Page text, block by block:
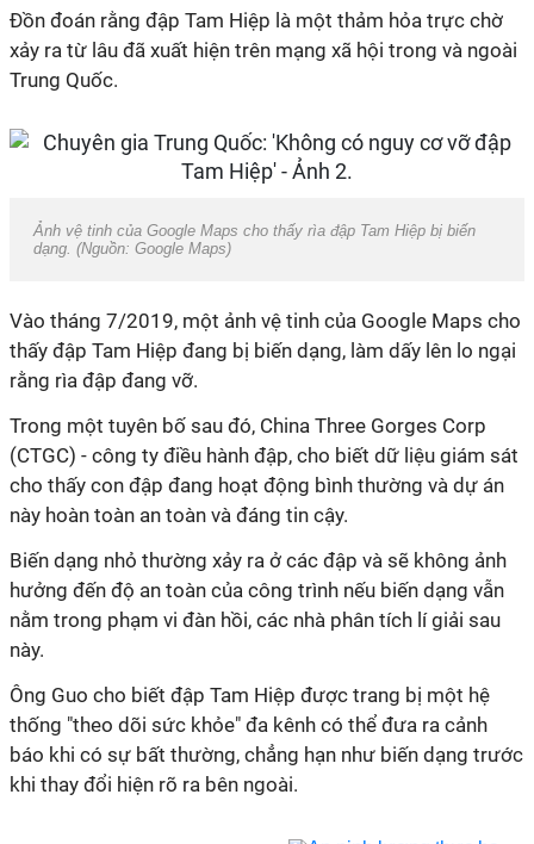
Đồn đoán rằng đập Tam Hiệp là một thảm hỏa trực chờ
xảy ra từ lâu đã xuất hiện trên mạng xã hội trong và ngoài
Trung Quốc.
Ảnh vệ tinh của Google Maps cho thấy rìa đập Tam Hiệp bị biến
dạng. (Nguồn: Google Maps)
Vào tháng 7/2019, một ảnh vệ tinh của Google Maps cho
thấy đập Tam Hiệp đang bị biến dạng, làm dấy lên lo ngại
rằng rìa đập đang vỡ.
Trong một tuyên bố sau đó, China Three Gorges Corp
(CTGC) - công ty điều hành đập, cho biết dữ liệu giám sát
cho thấy con đập đang hoạt động bình thường và dự án
này hoàn toàn an toàn và đáng tin cậy.
Biến dạng nhỏ thường xảy ra ở các đập và sẽ không ảnh
hưởng đến độ an toàn của công trình nếu biến dạng vẫn
nằm trong phạm vi đàn hồi, các nhà phân tích lí giải sau
này.
Ông Guo cho biết đập Tam Hiệp được trang bị một hệ
thống "theo dõi sức khỏe" đa kênh có thể đưa ra cảnh
báo khi có sự bất thường, chẳng hạn như biến dạng trước
khi thay đổi hiện rõ ra bên ngoài.